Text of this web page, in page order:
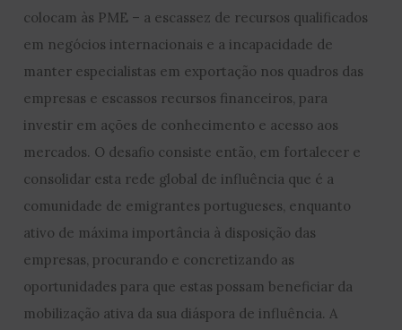
colocam às PME – a escassez de recursos qualificados
em negócios internacionais e a incapacidade de
manter especialistas em exportação nos quadros das
empresas e escassos recursos financeiros, para
investir em ações de conhecimento e acesso aos
mercados. O desafio consiste então, em fortalecer e
consolidar esta rede global de influência que é a
comunidade de emigrantes portugueses, enquanto
ativo de máxima importância à disposição das
empresas, procurando e concretizando as
oportunidades para que estas possam beneficiar da
mobilização ativa da sua diáspora de influência. A